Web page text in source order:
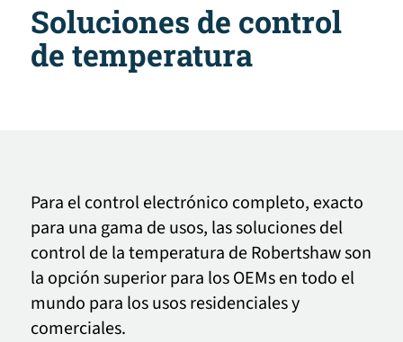
Soluciones de control
de temperatura
Para el control electrónico completo, exacto
para una gama de usos, las soluciones del
control de la temperatura de Robertshaw son
la opción superior para los OEMs en todo el
mundo para los usos residenciales y
comerciales.